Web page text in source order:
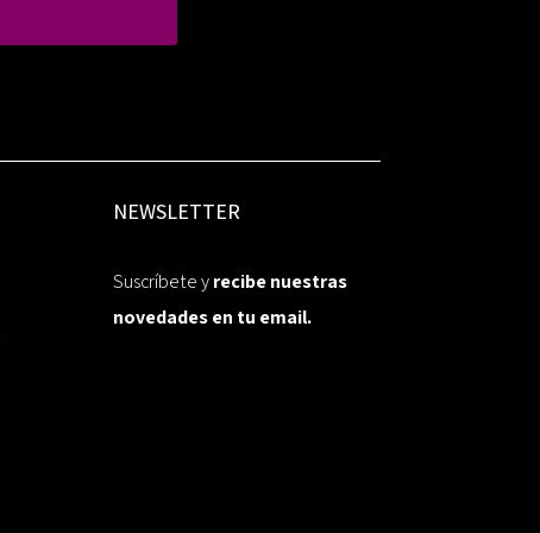
NEWSLETTER
Suscríbete yrecibe nuestras
novedades en tu email.